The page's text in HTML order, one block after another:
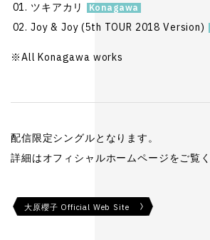
ツキアカリ
Joy & Joy (5th TOUR 2018 Version)
※All Konagawa works
配信限定シングルとなります。
詳細はオフィシャルホームページをご覧く
大原櫻子 Official Web Site